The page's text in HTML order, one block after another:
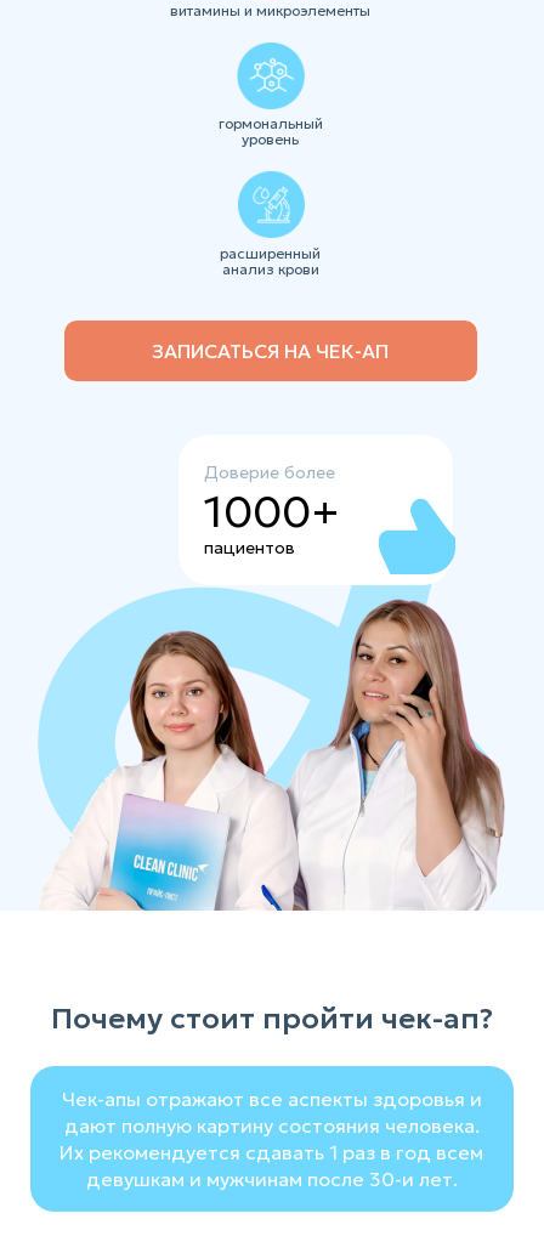
Доверие более
1000+
пациентов
витамины и микроэлементы
гормональный
уровень
расширенный
анализ крови
ЗАПИСАТЬСЯ НА ЧЕК-АП
Почему стоит пройти чек-ап?
Чек-апы отражают все аспекты здоровья и
дают полную картину состояния человека.
Их рекомендуется сдавать 1 раз в год всем
девушкам и мужчинам после 30-и лет.